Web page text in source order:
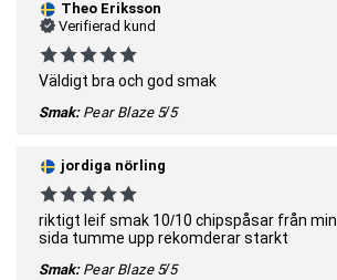
Theo Eriksson
Verifierad kund
Väldigt bra och god smak
Smak: Pear Blaze 5/5
jordiga nörling
riktigt leif smak 10/10 chipspåsar från min
sida tumme upp rekomderar starkt
Smak: Pear Blaze 5/5